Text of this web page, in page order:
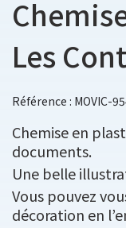
Les
Référence : MOVIC-
Chemise en
documents.
Une belle
Vous pouvez
décoration en